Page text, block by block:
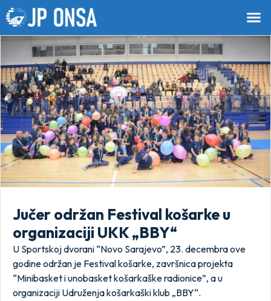
Jučer održan Festival košarke u
organizaciji UKK „BBY“
U Sportskoj dvorani “Novo Sarajevo”, 23. decembra ove
godine održan je Festival košarke, završnica projekta
“Minibasket i unobasket košarkaške radionice”, a u
organizaciji Udruženja košarkaški klub „BBY“.